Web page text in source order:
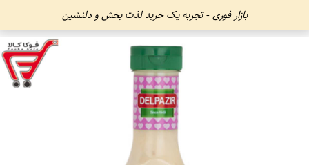
بازار فوری - تجربه یک خرید لذت بخش و دلنشین